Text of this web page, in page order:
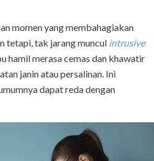
momen yang membahagiakan
tetapi, tak jarang muncul intrusive
hamil merasa cemas dan khawatir
janin atau persalinan. Ini
dapat reda dengan